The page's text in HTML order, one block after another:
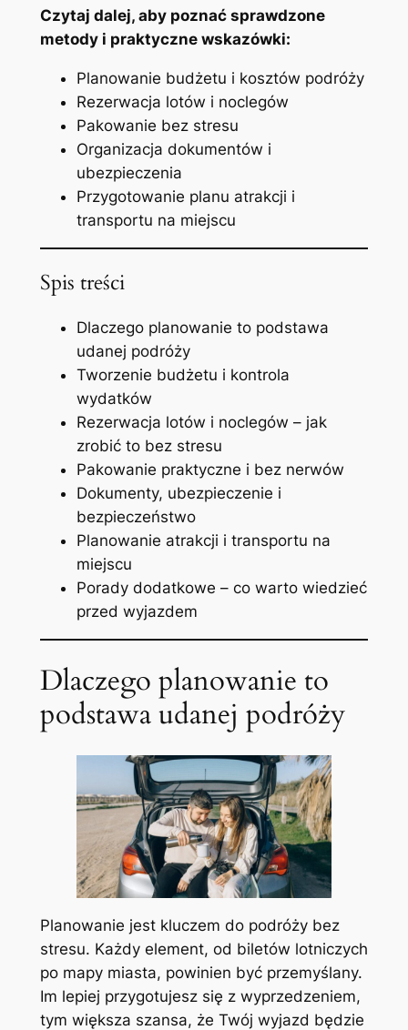
Czytaj dalej, aby poznać sprawdzone
metody i praktyczne wskazówki:
Planowanie budżetu i kosztów podróży
Rezerwacja lotów i noclegów
Pakowanie bez stresu
Organizacja dokumentów i
ubezpieczenia
Przygotowanie planu atrakcji i
transportu na miejscu
Spis treści
Dlaczego planowanie to podstawa
udanej podróży
Tworzenie budżetu i kontrola
wydatków
Rezerwacja lotów i noclegów – jak
zrobić to bez stresu
Pakowanie praktyczne i bez nerwów
Dokumenty, ubezpieczenie i
bezpieczeństwo
Planowanie atrakcji i transportu na
miejscu
Porady dodatkowe – co warto wiedzieć
przed wyjazdem
Dlaczego planowanie to
podstawa udanej podróży
Planowanie jest kluczem do podróży bez
stresu. Każdy element, od biletów lotniczych
po mapy miasta, powinien być przemyślany.
Im lepiej przygotujesz się z wyprzedzeniem,
tym większa szansa, że Twój wyjazd będzie